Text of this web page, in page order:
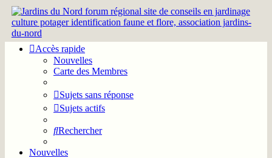
Accès rapide
Nouvelles
Carte des Membres
Sujets sans réponse
Sujets actifs
Rechercher
Nouvelles